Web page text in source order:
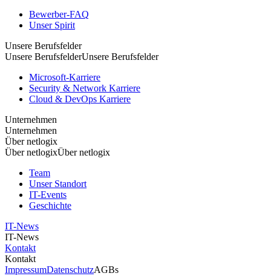
Bewerber-FAQ
Unser Spirit
Unsere Berufsfelder
Unsere BerufsfelderUnsere Berufsfelder
Microsoft-Karriere
Security & Network Karriere
Cloud & DevOps Karriere
Unternehmen
Unternehmen
Über netlogix
Über netlogixÜber netlogix
Team
Unser Standort
IT-Events
Geschichte
IT-News
IT-News
Kontakt
Kontakt
ImpressumDatenschutzAGBs